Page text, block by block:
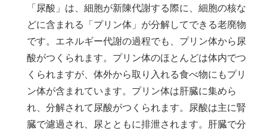
「尿酸」は、細胞が新陳代謝する際に、細胞の核な
どに含まれる「プリン体」が分解してできる老廃物
です。エネルギー代謝の過程でも、プリン体から尿
酸がつくられます。プリン体のほとんどは体内でつ
くられますが、体外から取り入れる食べ物にもプリ
ン体が含まれています。プリン体は肝臓に集めら
れ、分解されて尿酸がつくられます。尿酸は主に腎
臓で濾過され、尿とともに排泄されます。肝臓で分